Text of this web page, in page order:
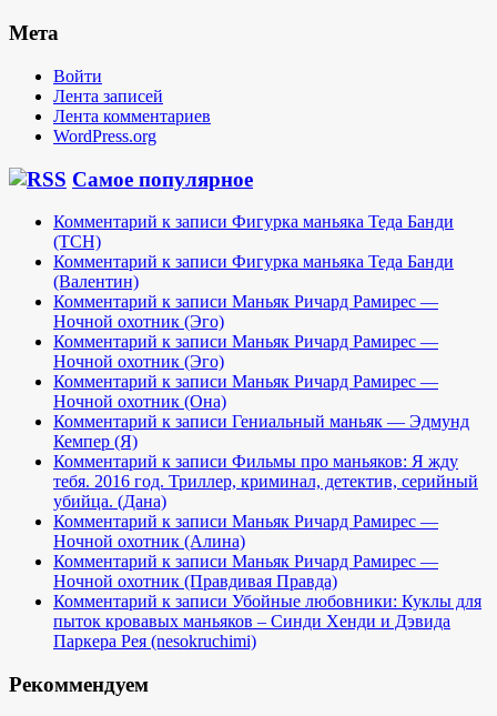
Мета
Войти
Лента записей
Лента комментариев
WordPress.org
Самое популярное
Комментарий к записи Фигурка маньяка Теда Банди
(TCH)
Комментарий к записи Фигурка маньяка Теда Банди
(Валентин)
Комментарий к записи Маньяк Ричард Рамирес —
Ночной охотник (Эго)
Комментарий к записи Маньяк Ричард Рамирес —
Ночной охотник (Эго)
Комментарий к записи Маньяк Ричард Рамирес —
Ночной охотник (Она)
Комментарий к записи Гениальный маньяк — Эдмунд
Кемпер (Я)
Комментарий к записи Фильмы про маньяков: Я жду
тебя. 2016 год. Триллер, криминал, детектив, серийный
убийца. (Дана)
Комментарий к записи Маньяк Ричард Рамирес —
Ночной охотник (Алина)
Комментарий к записи Маньяк Ричард Рамирес —
Ночной охотник (Правдивая Правда)
Комментарий к записи Убойные любовники: Куклы для
пыток кровавых маньяков – Синди Хенди и Дэвида
Паркера Рея (nesokruchimi)
Рекоммендуем